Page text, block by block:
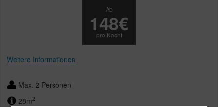
Ab
148€
pro Nacht
Weitere Informationen
Max. 2 Personen
28m2